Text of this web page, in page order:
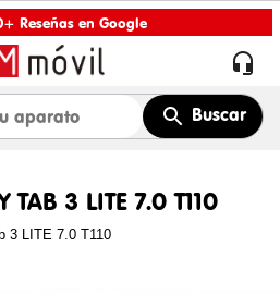
Reseñas en Google

Buscar
TAB 3 LITE 7.0 T110
3 LITE 7.0 T110